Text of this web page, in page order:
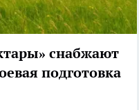
снабжают
подготовка